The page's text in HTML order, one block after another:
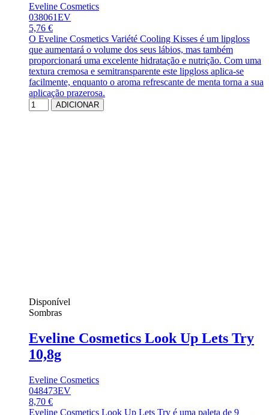
Eveline Cosmetics
038061EV
5,76 €
O Eveline Cosmetics Variété Cooling Kisses é um lipgloss
que aumentará o volume dos seus lábios, mas também
proporcionará uma excelente hidratação e nutrição. Com uma
textura cremosa e semitransparente este lipgloss aplica-se
facilmente, enquanto o aroma refrescante de menta torna a sua
aplicação prazerosa.
ADICIONAR
Disponível
Sombras
Eveline Cosmetics Look Up Lets Try
10,8g
Eveline Cosmetics
048473EV
8,70 €
Eveline Cosmetics Look Up Lets Try é uma paleta de 9